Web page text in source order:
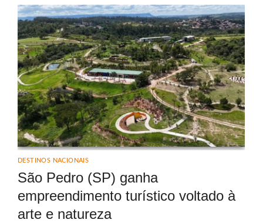
DESTINOS NACIONAIS
São Pedro (SP) ganha
empreendimento turístico voltado à
arte e natureza